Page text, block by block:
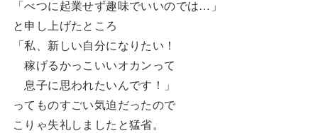
「べつに起業せず趣味でいいのでは…」
と申し上げたところ
「私、新しい自分になりたい！
稼げるかっこいいオカンって
息子に思われたいんです！」
ってものすごい気迫だったので
こりゃ失礼しましたと猛省。